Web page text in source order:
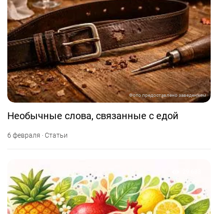
Фото предоставлено заведением
Необычные слова, связанные с едой
6 февраля · Статьи